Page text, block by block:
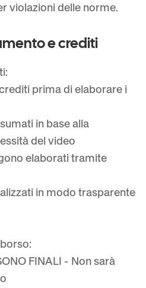
violazioni delle norme.
e crediti
prima di elaborare i
in base alla
del video
elaborati tramite
in modo trasparente
FINALI - Non sarà